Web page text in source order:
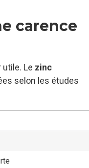
carence
utile. Le zinc
selon les études